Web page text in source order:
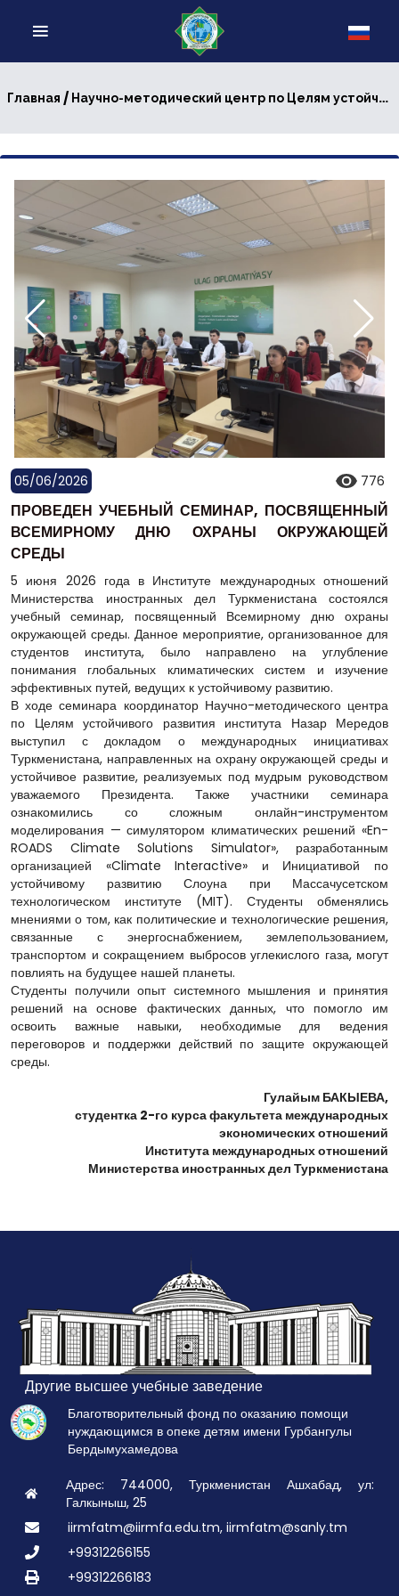
Главная / Научно-методический центр по Целям устойчивого развития
05/06/2026 776
ПРОВЕДЕН УЧЕБНЫЙ СЕМИНАР, ПОСВЯЩЕННЫЙ
ВСЕМИРНОМУ ДНЮ ОХРАНЫ ОКРУЖАЮЩЕЙ
СРЕДЫ
5 июня 2026 года в Институте международных отношений
Министерства иностранных дел Туркменистана состоялся
учебный семинар, посвященный Всемирному дню охраны
окружающей среды. Данное мероприятие, организованное для
студентов института, было направлено на углубление
понимания глобальных климатических систем и изучение
эффективных путей, ведущих к устойчивому развитию.
В ходе семинара координатор Научно-методического центра
по Целям устойчивого развития института Назар Мередов
выступил с докладом о международных инициативах
Туркменистана, направленных на охрану окружающей среды и
устойчивое развитие, реализуемых под мудрым руководством
уважаемого Президента. Также участники семинара
ознакомились со сложным онлайн-инструментом
моделирования — симулятором климатических решений «En-
ROADS Climate Solutions Simulator», разработанным
организацией «Climate Interactive» и Инициативой по
устойчивому развитию Слоуна при Массачусетском
технологическом институте (MIT). Студенты обменялись
мнениями о том, как политические и технологические решения,
связанные с энергоснабжением, землепользованием,
транспортом и сокращением выбросов углекислого газа, могут
повлиять на будущее нашей планеты.
Студенты получили опыт системного мышления и принятия
решений на основе фактических данных, что помогло им
освоить важные навыки, необходимые для ведения
переговоров и поддержки действий по защите окружающей
среды.
Гулайым БАКЫЕВА,
студентка 2-го курса факультета международных
экономических отношений
Института международных отношений
Министерства иностранных дел Туркменистана
Другие высшее учебные заведение
Благотворительный фонд по оказанию помощи
нуждающимся в опеке детям имени Гурбангулы
Бердымухамедова
Адрес: 744000, Туркменистан Ашхабад, ул:
Галкыныш, 25
iirmfatm@iirmfa.edu.tm, iirmfatm@sanly.tm
+99312266155
+99312266183